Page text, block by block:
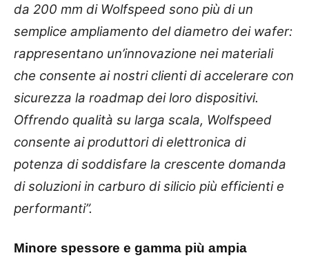
da 200 mm di Wolfspeed sono più di un
semplice ampliamento del diametro dei wafer:
rappresentano un’innovazione nei materiali
che consente ai nostri clienti di accelerare con
sicurezza la roadmap dei loro dispositivi.
Offrendo qualità su larga scala, Wolfspeed
consente ai produttori di elettronica di
potenza di soddisfare la crescente domanda
di soluzioni in carburo di silicio più efficienti e
performanti”.
Minore spessore e gamma più ampia